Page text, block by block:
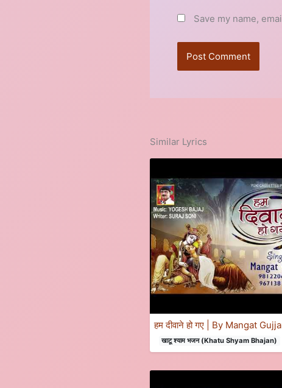
Save my name,
Similar Lyrics
हम दीवाने हो गए | By Mangat
खाटू श्याम भजन (Khatu Shyam Bhajan)